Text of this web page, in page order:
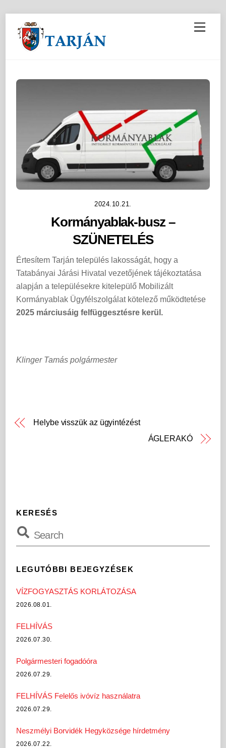
M
e
2024.10.21.
Kormányablak-busz –
SZÜNETELÉS
Értesítem Tarján település lakosságát, hogy a
Tatabányai Járási Hivatal vezetőjének tájékoztatása
alapján a településekre kitelepülő Mobilizált
Kormányablak Ügyfélszolgálat kötelező működtetése
2025 márciusáig felfüggesztésre kerül.
Klinger Tamás polgármester
Helybe visszük az ügyintézést
ÁGLERAKÓ
KERESÉS
LEGUTÓBBI BEJEGYZÉSEK
VÍZFOGYASZTÁS KORLÁTOZÁSA
2026.08.01.
FELHÍVÁS
2026.07.30.
Polgármesteri fogadóóra
2026.07.29.
FELHÍVÁS Felelős ivóvíz használatra
2026.07.29.
Neszmélyi Borvidék Hegyközsége hírdetmény
2026.07.22.